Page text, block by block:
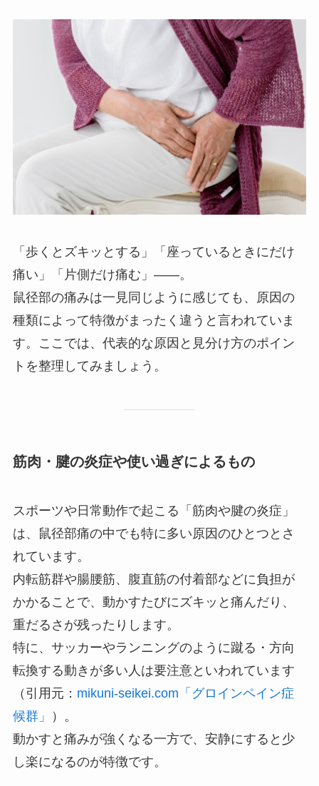
「歩くとズキッとする」「座っているときにだけ
痛い」「片側だけ痛む」——。
鼠径部の痛みは一見同じように感じても、原因の
種類によって特徴がまったく違うと言われていま
す。ここでは、代表的な原因と見分け方のポイン
トを整理してみましょう。
筋肉・腱の炎症や使い過ぎによるもの
スポーツや日常動作で起こる「筋肉や腱の炎症」
は、鼠径部痛の中でも特に多い原因のひとつとさ
れています。
内転筋群や腸腰筋、腹直筋の付着部などに負担が
かかることで、動かすたびにズキッと痛んだり、
重だるさが残ったりします。
特に、サッカーやランニングのように蹴る・方向
転換する動きが多い人は要注意といわれています
（引用元： mikuni-seikei.com「グロインペイン症
候群」
）。
動かすと痛みが強くなる一方で、安静にすると少
し楽になるのが特徴です。